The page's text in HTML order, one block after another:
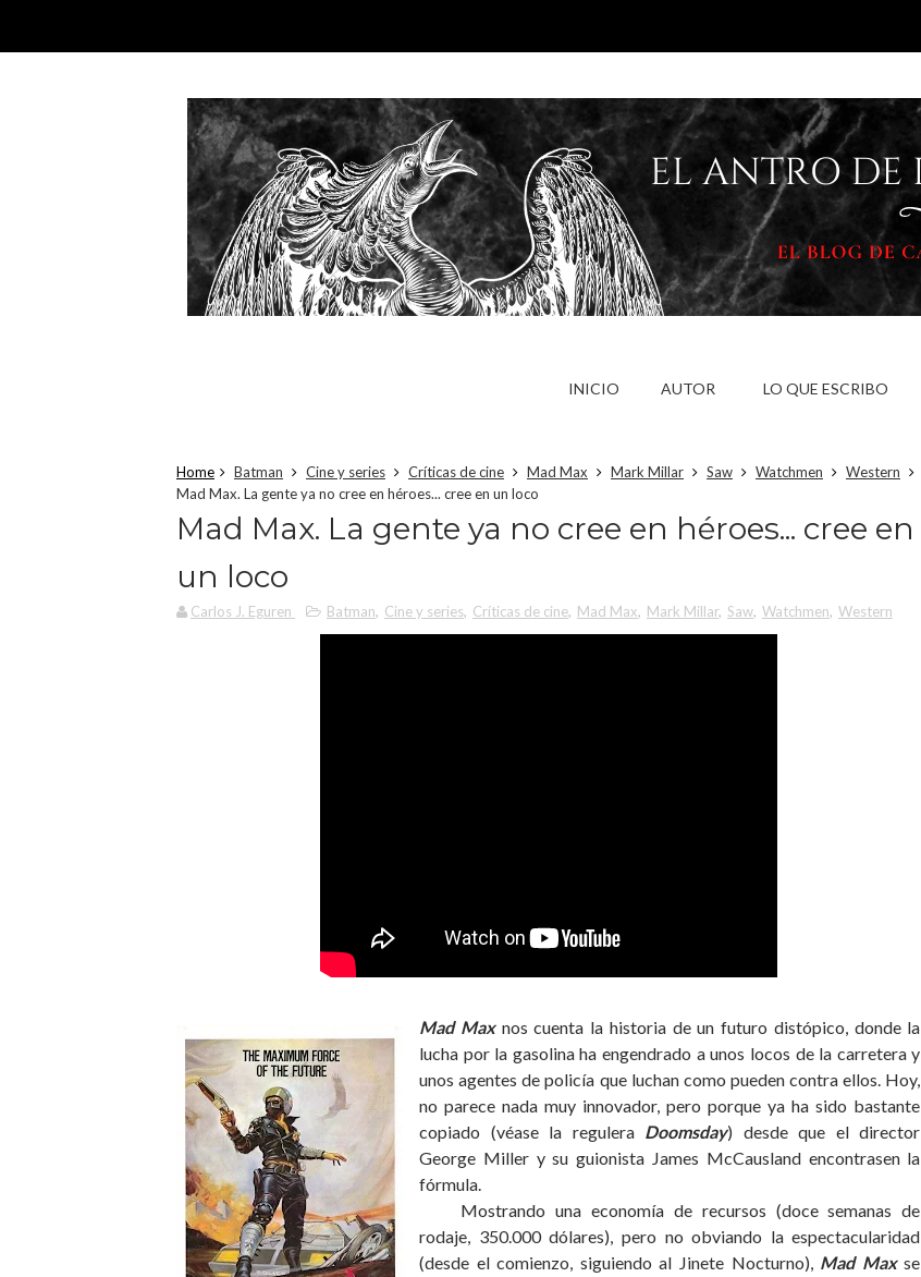
INICIO AUTOR LO QUE ESCRIBO
Home Batman Cine y series Críticas de cine Mad Max Mark Millar Saw Watchmen
Western
Mad Max. La gente ya no cree en héroes... cree en un loco
Mad Max. La gente ya no cree en héroes... cree en
un loco
Carlos J. Eguren Batman, Cine y series, Críticas de cine, Mad Max, Mark Millar, Saw, Watchmen, Western
Mad Maxnos cuenta la historia de un futuro distópico, donde la
lucha por la gasolina ha engendrado a unos locos de la carretera y
unos agentes de policía que luchan como pueden contra ellos. Hoy,
no parece nada muy innovador, pero porque ya ha sido bastante
copiado (véase la regulera Doomsday) desde que el director
George Miller y su guionista James McCausland encontrasen la
fórmula.
Mostrando una economía de recursos (doce semanas de
rodaje, 350.000 dólares), pero no obviando la espectacularidad
(desde el comienzo, siguiendo al Jinete Nocturno), Mad Maxse